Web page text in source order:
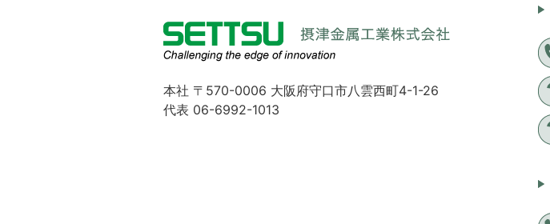
本社 〒570-0006 大阪府守口市八雲西町4-1-26
代表 06-6992-1013